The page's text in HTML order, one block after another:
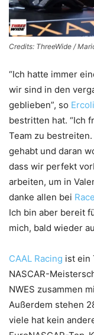
Credits: ThreeWide /
“Ich hatte immer
wir sind in den
geblieben”, so Ercoli
bestritten hat. “Ich
Team zu
gehabt und daran
dass wir perfekt
arbeiten, um in
danke allen bei
Ich bin aber bereit
mich, bald wieder
CAAL Racing ist ein
NASCAR-
NWES zusammen
Außerdem stehen
viele hat kein